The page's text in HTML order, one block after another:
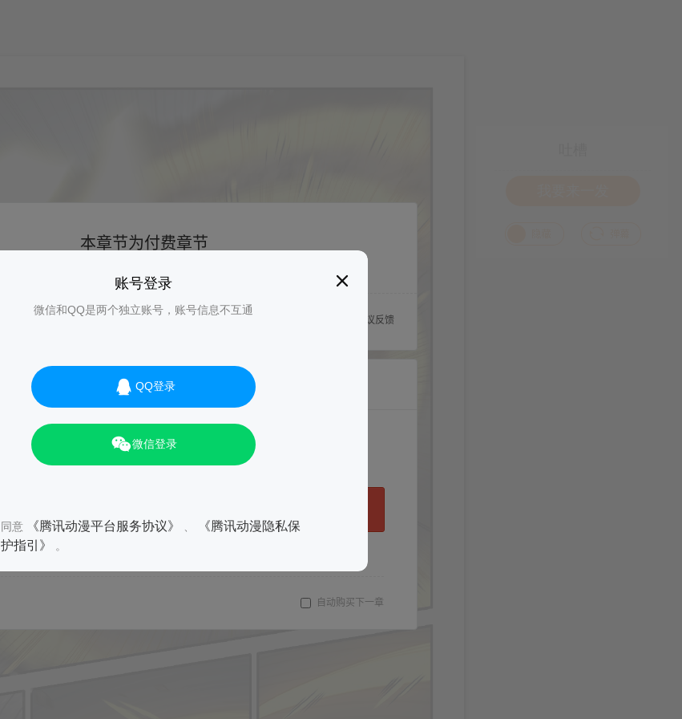
账号登录
微信和QQ是两个独立账号，账号信息不互通
QQ登录
微信登录
同意 《腾讯动漫平台服务协议》
《腾讯动漫隐私保
护指引》
。